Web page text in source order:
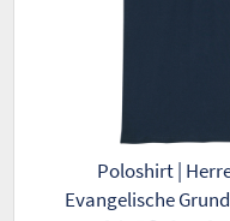
Poloshirt |
Evangelische